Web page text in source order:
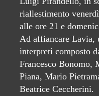
riallestimento
alle ore 21 e
Ad affiancare Lavia,
interpreti composto
Francesco Bonomo,
Piana, Mario
Beatrice Ceccherini.